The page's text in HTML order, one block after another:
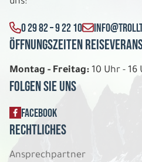
0 29 82 – 9 22 10
Öffnungszeiten
Montag - Freitag: 10 Uhr -
Folgen Sie uns
FACEBOOK
Rechtliches
Ansprechpartner